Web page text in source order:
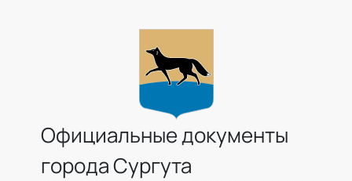
Официальные документы
города Сургута